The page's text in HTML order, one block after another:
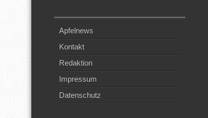
Apfelnews
Kontakt
Redaktion
Impressum
Datenschutz